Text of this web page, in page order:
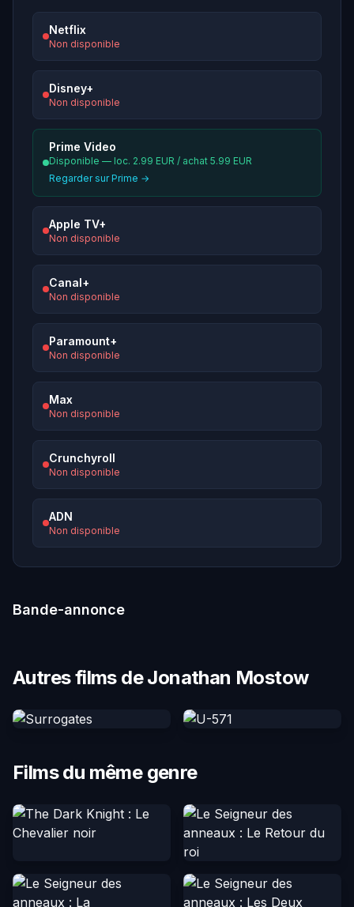
Netflix
Non disponible
Disney+
Non disponible
Prime Video
Disponible — loc. 2.99 EUR / achat 5.99 EUR
Regarder sur Prime →
Apple TV+
Non disponible
Canal+
Non disponible
Paramount+
Non disponible
Max
Non disponible
Crunchyroll
Non disponible
ADN
Non disponible
Bande-annonce
Autres films de Jonathan Mostow
Films du même genre